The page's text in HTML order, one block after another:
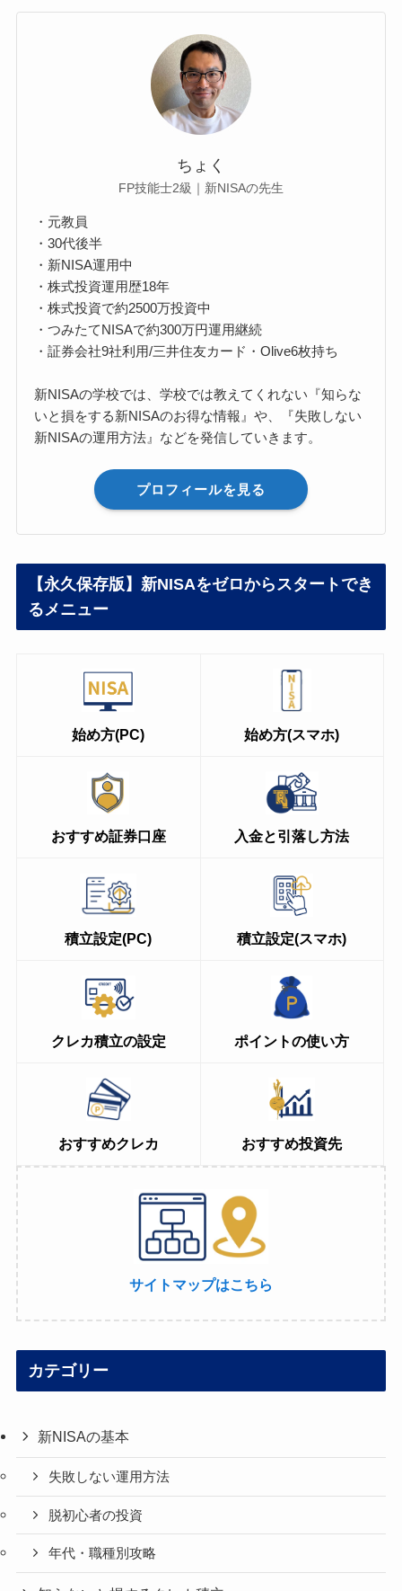
ちょく
FP技能士2級｜新NISAの先生
・元教員
・30代後半
・新NISA運用中
・株式投資運用歴18年
・株式投資で約2500万投資中
・つみたてNISAで約300万円運用継続
・証券会社9社利用/三井住友カード・Olive6枚持ち
新NISAの学校では、学校では教えてくれない『知らな
いと損をする新NISAのお得な情報』や、『失敗しない
新NISAの運用方法』などを発信していきます。
プロフィールを見る
【永久保存版】新NISAをゼロからスタートでき
るメニュー
始め方(PC) 始め方(スマホ)
おすすめ証券口座 入金と引落し方法
積立設定(PC) 積立設定(スマホ)
クレカ積立の設定 ポイントの使い方
おすすめクレカ おすすめ投資先
サイトマップはこちら
カテゴリー
新NISAの基本
失敗しない運用方法
脱初心者の投資
年代・職種別攻略